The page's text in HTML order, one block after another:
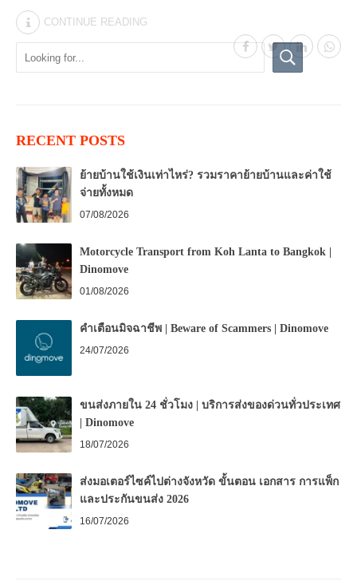
CONTINUE READING
RECENT POSTS
ย้ายบ้านใช้เงินเท่าไหร่? รวมราคาย้ายบ้านและค่าใช้
จ่ายทั้งหมด
07/08/2026
Motorcycle Transport from Koh Lanta to Bangkok |
Dinomove
01/08/2026
คำเตือนมิจฉาชีพ | Beware of Scammers | Dinomove
24/07/2026
ขนส่งภายใน 24 ชั่วโมง | บริการส่งของด่วนทั่วประเทศ
| Dinomove
18/07/2026
ส่งมอเตอร์ไซค์ไปต่างจังหวัด ขั้นตอน เอกสาร การแพ็ก
และประกันขนส่ง 2026
16/07/2026